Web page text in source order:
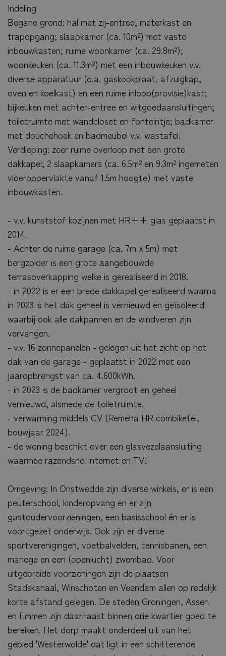
Indeling
Begane grond: hal met zij-entree, meterkast en
trapopgang; slaapkamer (ca. 10m²) met vaste
inbouwkasten; ruime woonkamer (ca. 29.8m²);
woonkeuken (ca. 11.3m²) met een inbouwkeuken v.v.
diverse apparatuur (o.a. gaskookplaat, afzuigkap,
oven en koelkast) en een ruime inloop(provisie)kast;
bijkeuken met achter-entree en witgoedaansluitingen;
toiletruimte met wandcloset en fonteintje; badkamer
met douchehoek en badmeubel v.v. wastafel.
Verdieping: zeer ruime overloop met een grote
dakkapel; 2 slaapkamers (ca. 6.5m² en 9.3m² ingemeten
vloeroppervlakte vanaf 1.5m hoogte) met vaste
inbouwkasten.
- v.v. kunststof kozijnen met HR++ glas geplaatst in
2014.
- Achter de ruime garage (ca. 7m x 5m) met
bergzolder is een grote aangebouwde
terrasoverkapping welke is gerealiseerd in 2018.
- in 2022 is er een brede dakkapel gerealiseerd waarna
in 2023 is het dak geheel is vernieuwd en geïsoleerd
waarbij ook alle dakpannen en de windveren zijn
vervangen.
- v.v. 16 zonnepanelen - gelegen uit het zicht op het
dak van de garage - geplaatst in 2022 met een
jaaropbrengst van ca. 4.600kWh.
- in 2023 is de badkamer vergroot en geheel
vernieuwd, alsmede de toiletruimte.
- verwarming middels CV (Remeha HR combiketel,
bouwjaar 2024).
- de woning beschikt over een glasvezelaansluiting
waarmee razendsnel internet en TV!
Omgeving: In Onstwedde zijn diverse winkels, er is een
peuterschool, kinderopvang en er zijn
gastoudervoorzieningen, een basisschool én er is
voortgezet onderwijs. Ook zijn er diverse
sportverenigingen, voetbalvelden, tennisbanen, een
manege en een (openlucht) zwembad. Voor
uitgebreide voorzieningen zijn de plaatsen
Stadskanaal, Winschoten en Veendam allen op redelijk
korte afstand gelegen. De steden Groningen, Assen
en Emmen zijn daarnaast binnen drie kwartier goed te
bereiken. Het dorp maakt onderdeel uit van het
gebied 'Westerwolde' dat ligt in een schitterende